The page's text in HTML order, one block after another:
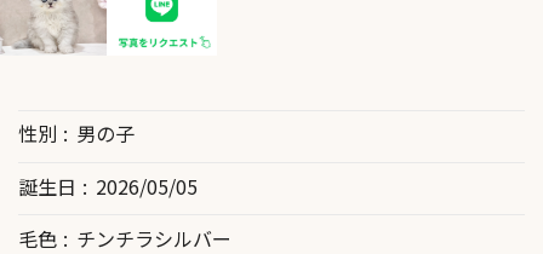
性別
男の子
誕生日
2026/05/05
毛色
チンチラシルバー